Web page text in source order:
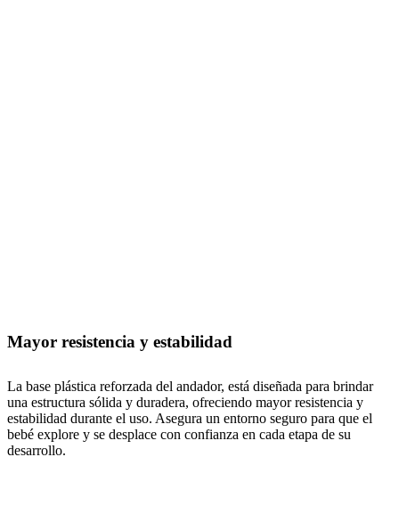
Mayor resistencia y estabilidad
La base plástica reforzada del andador, está diseñada para brindar
una estructura sólida y duradera, ofreciendo mayor resistencia y
estabilidad durante el uso. Asegura un entorno seguro para que el
bebé explore y se desplace con confianza en cada etapa de su
desarrollo.